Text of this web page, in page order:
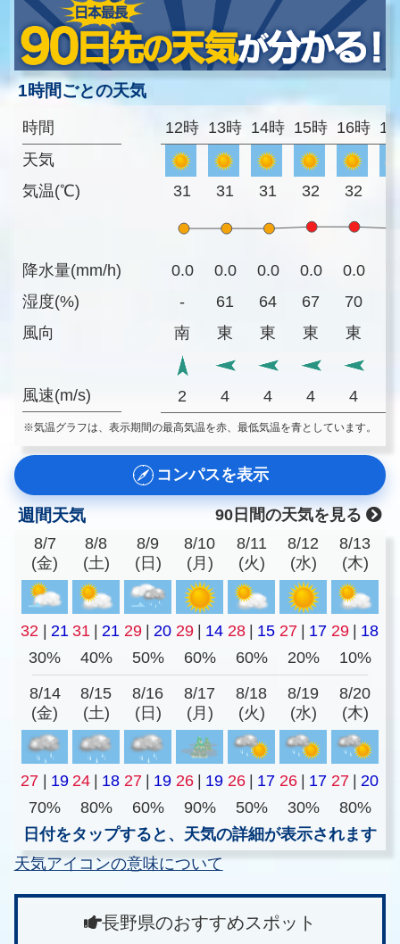
1時間ごとの天気
時間
天気
気温(℃)
降水量(mm/h)
湿度(%)
風向
風速(m/s)
12時 13時 14時 15時 16時
31 31 31 32 32
0.0 0.0 0.0 0.0 0.0
-
61 64 67 70
南
東 東 東 東
2 4 4 4 4
※気温グラフは、表示期間の最高気温を赤、最低気温を青としています。
コンパスを表示
週間天気
90日間の天気を見る
8/7
(金)
8/8
(土)
8/9
(日)
8/10
(月)
8/11
(火)
8/12
(水)
8/13
(木)
32 | 21 31 | 21 29 | 20 29 | 14 28 | 15 27 | 17 29 | 18
30%
40% 50% 60% 60% 20% 10%
8/14
(金)
8/15
(土)
8/16
(日)
8/17
(月)
8/18
(火)
8/19
(水)
8/20
(木)
27 | 19 24 | 18 27 | 19 26 | 19 26 | 17 26 | 17 27 | 20
70%
80% 60% 90% 50% 30%
80%
日付をタップすると、天気の詳細が表示されます
天気アイコンの意味について
長野県のおすすめスポット